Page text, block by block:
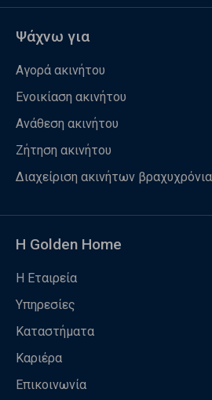
Ψάχνω για
Αγορά ακινήτου
Ενοικίαση ακινήτου
Ανάθεση ακινήτου
Ζήτηση ακινήτου
Διαχείριση ακινήτων
Η Golden Home
Η Εταιρεία
Υπηρεσίες
Καταστήματα
Καριέρα
Επικοινωνία